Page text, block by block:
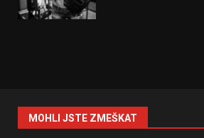
MOHLI JSTE ZMEŠKAT